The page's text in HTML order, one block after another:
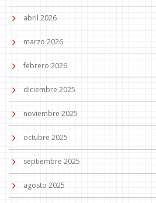
abril 2026
marzo 2026
febrero 2026
diciembre 2025
noviembre 2025
octubre 2025
septiembre 2025
agosto 2025